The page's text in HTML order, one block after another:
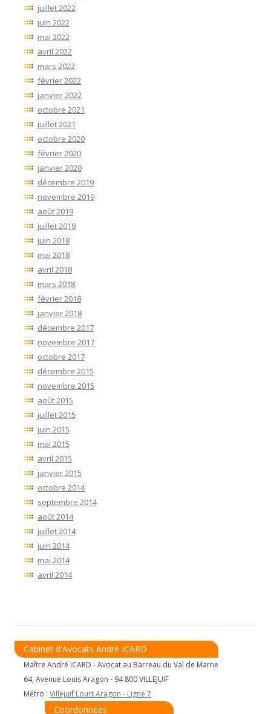
juillet 2022
juin 2022
mai 2022
avril 2022
mars 2022
février 2022
janvier 2022
octobre 2021
juillet 2021
octobre 2020
février 2020
janvier 2020
décembre 2019
novembre 2019
août 2019
juillet 2019
juin 2018
mai 2018
avril 2018
mars 2018
février 2018
janvier 2018
décembre 2017
novembre 2017
octobre 2017
décembre 2015
novembre 2015
août 2015
juillet 2015
juin 2015
mai 2015
avril 2015
janvier 2015
octobre 2014
septembre 2014
août 2014
juillet 2014
juin 2014
mai 2014
avril 2014
Cabinet d'Avocats Andre ICARD
Maître André ICARD - Avocat au Barreau du Val de Marne
64, Avenue Louis Aragon - 94 800 VILLEJUIF
Métro : Villejuif Louis Aragon - Ligne 7
Coordonnées